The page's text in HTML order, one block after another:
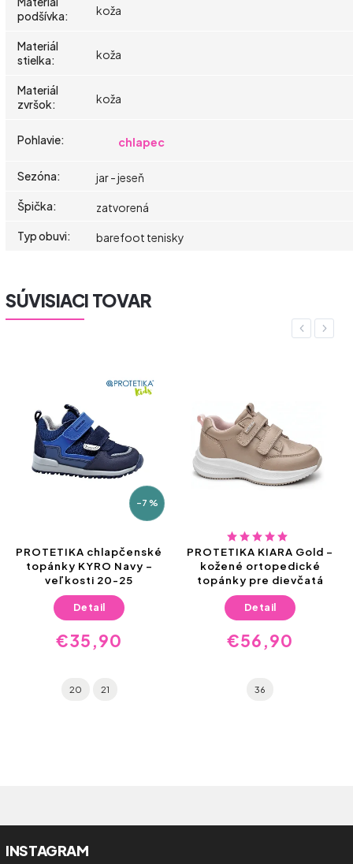
podšívka: koža
Materiál
stielka: koža
Materiál
zvršok: koža
Pohlavie: chlapec
Sezóna:
jar - jeseň
Špička:
zatvorená
Typ obuvi: barefoot tenisky
SÚVISIACI TOVAR
Previous
–7 %
PROTETIKA chlapčenské
topánky KYRO Navy –
veľkosti 20-25
€35,90
Detail
20 21
PROTETIKA KIARA Gold –
kožené ortopedické
topánky pre dievčatá
€56,90
Detail
36
Next
INSTAGRAM